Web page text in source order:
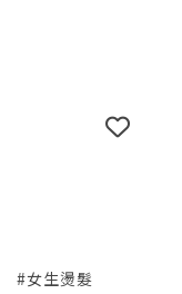
#女生燙髮